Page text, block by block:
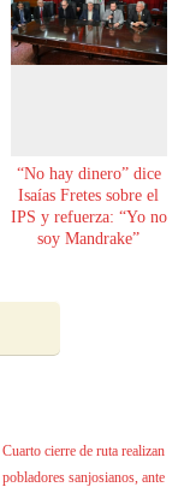
“No hay dinero” dice
Isaías Fretes sobre el
IPS y refuerza: “Yo no
soy Mandrake”
Cuarto cierre de ruta realizan
pobladores sanjosianos, ante